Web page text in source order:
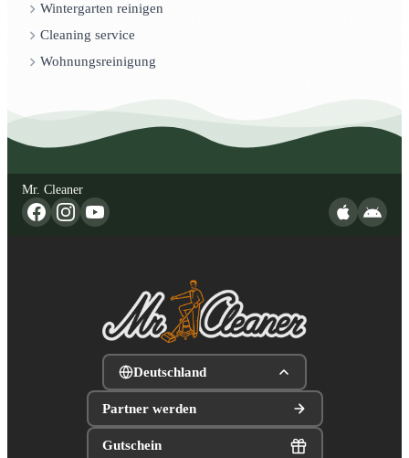
Wintergarten reinigen
Cleaning service
Wohnungsreinigung
Mr. Cleaner
Deutschland
Partner werden
Gutschein